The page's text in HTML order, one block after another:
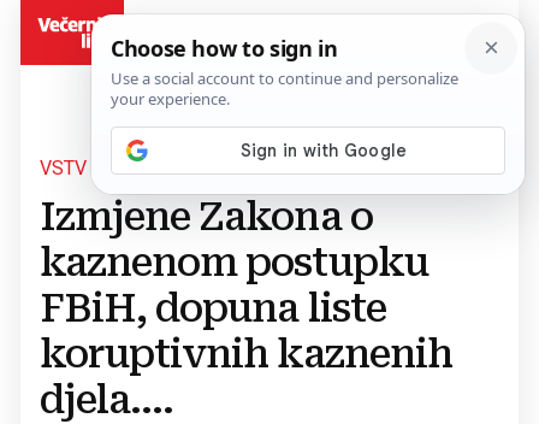
VSTV BIH
Izmjene Zakona o
kaznenom postupku
FBiH, dopuna liste
koruptivnih kaznenih
djela....